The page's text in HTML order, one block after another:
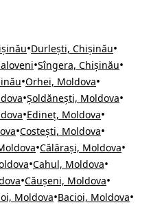
•Durlești, Chișinău•
•Sîngera, Chișinău•
•Orhei, Moldova•
•Șoldănești, Moldova•
•Edineț, Moldova•
•Costești, Moldova•
•Călărași, Moldova•
•Cahul, Moldova•
•Căușeni, Moldova•
Moldova•Bacioi, Moldova•